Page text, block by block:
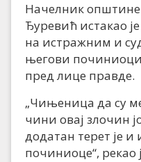
Начелник
Ђуревић истакао
на истражним и
његови
пред лице правде.
„Чињеница да су
чини овај злочин
додатан терет је и
починиоце“, рекао